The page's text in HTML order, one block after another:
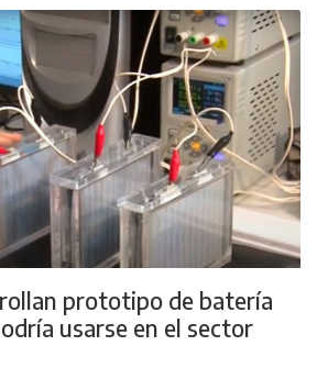
prototipo de batería
usarse en el sector